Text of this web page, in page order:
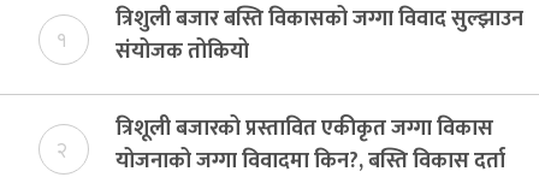
१
त्रिशुली बजार बस्ति विकासको जग्गा विवाद सुल्झाउन
संयोजक तोकियो
२
त्रिशूली बजारको प्रस्तावित एकीकृत जग्गा विकास
योजनाको जग्गा विवादमा किन?, बस्ति विकास दर्ता